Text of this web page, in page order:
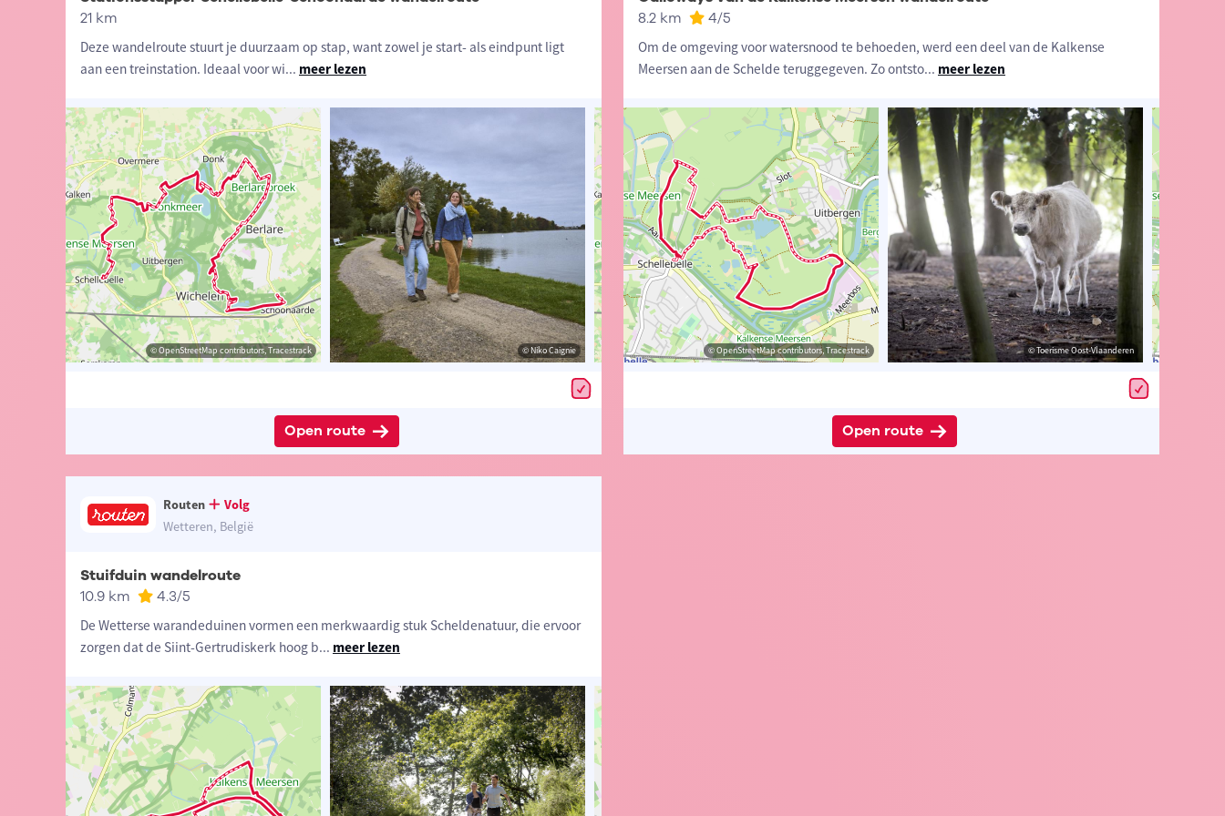
21 km
Deze wandelroute stuurt je duurzaam op stap, want zowel je start- als eindpunt ligt
aan een treinstation. Ideaal voor wi... meer lezen
© OpenStreetMap contributors, Tracestrack © Niko Caignie © OpenStreetMap contributors, Tracestrack © Niko Caignie
Open route
8.2 km 4/5
Om de omgeving voor watersnood te behoeden, werd een deel van de Kalkense
Meersen aan de Schelde teruggegeven. Zo ontsto... meer lezen
Oost-Vlaanderen © OpenStreetMap contributors, Tracestrack © Toerisme Oost-Vlaanderen © OpenStreetMap contributors, Tracestrack © Toerisme Oost-Vlaanderen
Open route
Routen
Volg
Wetteren, België
Stuifduin wandelroute
10.9 km 4.3/5
De Wetterse warandeduinen vormen een merkwaardig stuk Scheldenatuur, die ervoor
zorgen dat de Siint-Gertrudiskerk hoog b... meer lezen